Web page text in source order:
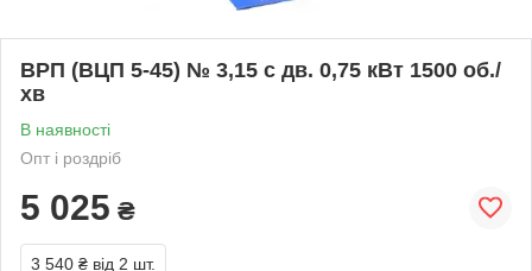
ВРП (ВЦП 5-45) № 3,15 с дв. 0,75 кВт 1500 об./
хв
В наявності
Опт і роздріб
5 025 ₴
3 540 ₴ від 2 шт.